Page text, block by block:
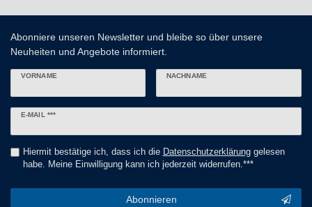
Abonniere unseren Newsletter und bleibe so über unsere
Neuheiten und Angebote informiert.
VORNAME NACHNAME
E-MAIL ***
Newsletter
Hiermit bestätige ich, dass ich die Daten­schutz­erklärunggelesen
habe. Meine Einwilligung kann ich jederzeit widerrufen.***
Abonnieren